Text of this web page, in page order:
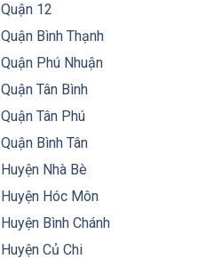
Quận 12
Quận Bình Thạnh
Quận Phú Nhuận
Quận Tân Bình
Quận Tân Phú
Quận Bình Tân
Huyện Nhà Bè
Huyện Hóc Môn
Huyện Bình Chánh
Huyện Củ Chi